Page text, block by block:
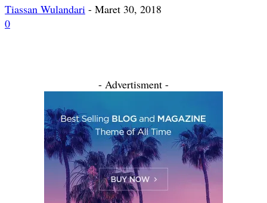
Tiassan Wulandari - Maret 30, 2018
0
- Advertisment -